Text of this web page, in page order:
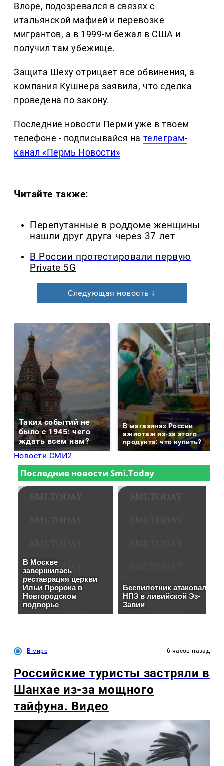
Влоре, подозревался в связях с
итальянской мафией и перевозке
мигрантов, а в 1999-м бежал в США и
получил там убежище.
Защита Шеху отрицает все обвинения, а
компания Кушнера заявила, что сделка
проведена по закону.
Последние новости Перми уже в твоем
телефоне - подписывайся на телеграм-
канал «Пермь Новости»
Читайте также:
Перепутанные в роддоме женщины
нашли друг друга через 37 лет
В России протестировали первую
Private 5G
Следующая новость ↓
Таких событий не
было с 1945: чего
ждать всем нам?
В магазинах России
ажиотаж из-за этого
продукта: что купить?
Новости СМИ2
В мире 6 часов назад
Российские туристы застряли в
Шанхае из-за мощного
тайфуна. Видео